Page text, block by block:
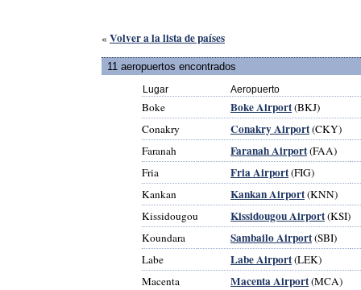
« Volver a la lista de países
11 aeropuertos encontrados
Lugar Aeropuerto
Boke Boke Airport(BKJ)
Conakry
Conakry Airport(CKY)
Faranah
Faranah Airport(FAA)
Fria
Fria Airport(FIG)
Kankan
Kankan Airport(KNN)
Kissidougou
Kissidougou Airport(KSI)
Koundara
Sambailo Airport(SBI)
Labe
Labe Airport(LEK)
Macenta
Macenta Airport(MCA)